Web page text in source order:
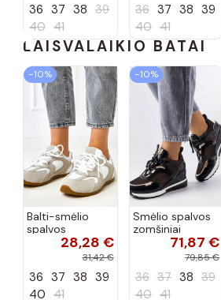
36 37 38 39
40 41
36 37 38 39
40 41
LAISVALAIKIO BATAI
−10%
Balti-smėlio
spalvos
sportiniai
Casey
28,28 €
31,42 €
36 37 38 39
40 41
−10%
Smėlio spalvos
zomšiniai
sportiniai
bateliai, „Karino"
71,87 €
79,85 €
36 37 38 39
40 41